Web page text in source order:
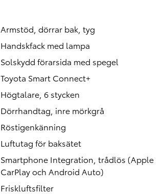
Armstöd, dörrar bak, tyg
Handskfack med lampa
Solskydd förarsida med spegel
Toyota Smart Connect+
Högtalare, 6 stycken
Dörrhandtag, inre mörkgrå
Röstigenkänning
Luftutag för baksätet
Smartphone Integration, trådlös (Apple
CarPlay och Android Auto)
Friskluftsfilter